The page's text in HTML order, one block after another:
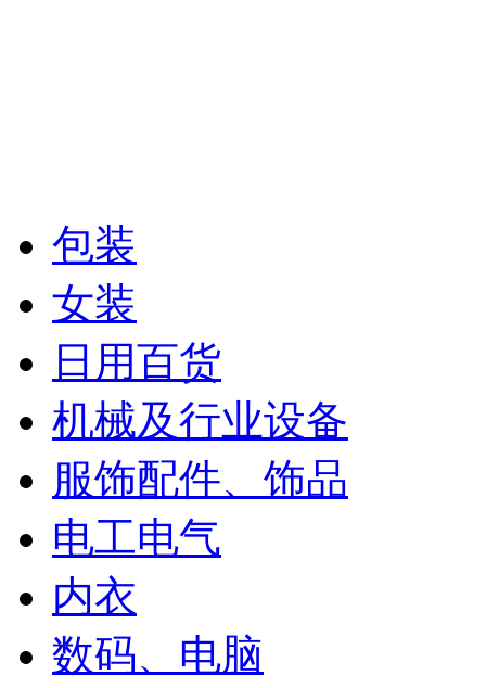
包装
女装
日用百货
机械及行业设备
服饰配件、饰品
电工电气
内衣
数码、电脑